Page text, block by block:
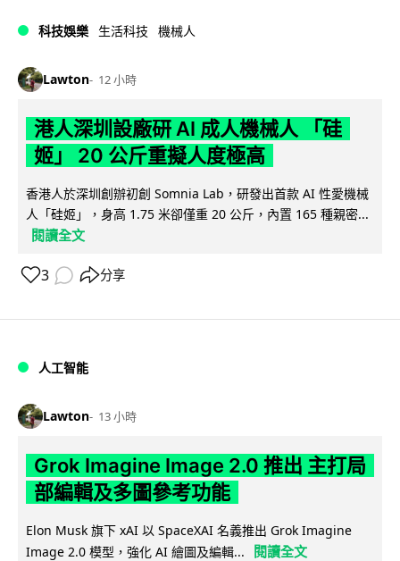
科技娛樂 生活科技 機械人
Lawton 12 小時
港人深圳設廠研 AI 成人機械人 「硅
姬」 20 公斤重擬人度極高
香港人於深圳創辦初創 Somnia Lab，研發出首款 AI 性愛機械
人「硅姬」，身高 1.75 米卻僅重 20 公斤，內置 165 種親密...
閱讀全文
3 分享
人工智能
Lawton 13 小時
Grok Imagine Image 2.0 推出 主打局
部編輯及多圖參考功能
Elon Musk 旗下 xAI 以 SpaceXAI 名義推出 Grok Imagine
Image 2.0 模型，強化 AI 繪圖及編輯...
閱讀全文